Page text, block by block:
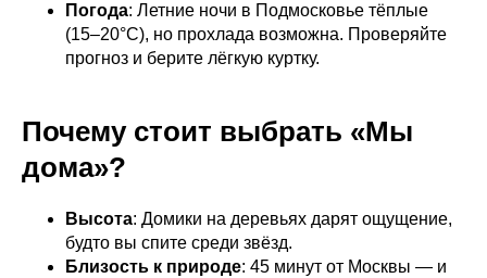
Погода: Летние ночи в Подмосковье тёплые
(15–20°C), но прохлада возможна. Проверяйте
прогноз и берите лёгкую куртку.
Почему стоит выбрать «Мы
дома»?
Высота: Домики на деревьях дарят ощущение,
будто вы спите среди звёзд.
Близость к природе: 45 минут от Москвы — и